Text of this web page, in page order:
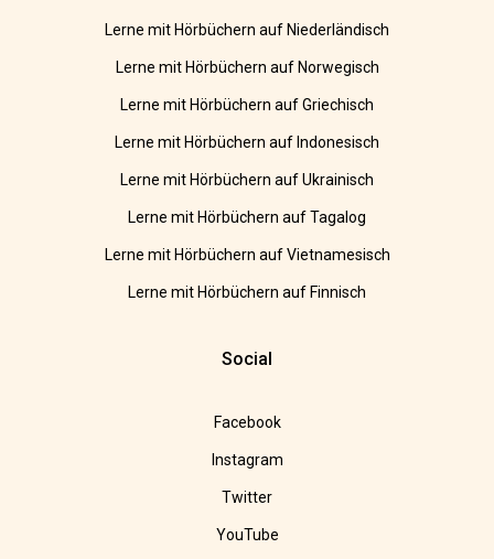
Lerne mit Hörbüchern auf Niederländisch
Lerne mit Hörbüchern auf Norwegisch
Lerne mit Hörbüchern auf Griechisch
Lerne mit Hörbüchern auf Indonesisch
Lerne mit Hörbüchern auf Ukrainisch
Lerne mit Hörbüchern auf Tagalog
Lerne mit Hörbüchern auf Vietnamesisch
Lerne mit Hörbüchern auf Finnisch
Social
Facebook
Instagram
Twitter
YouTube